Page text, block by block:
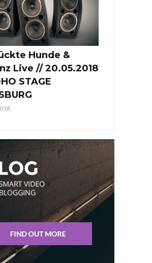
Hunde &
Live // 20.05.2018
STAGE